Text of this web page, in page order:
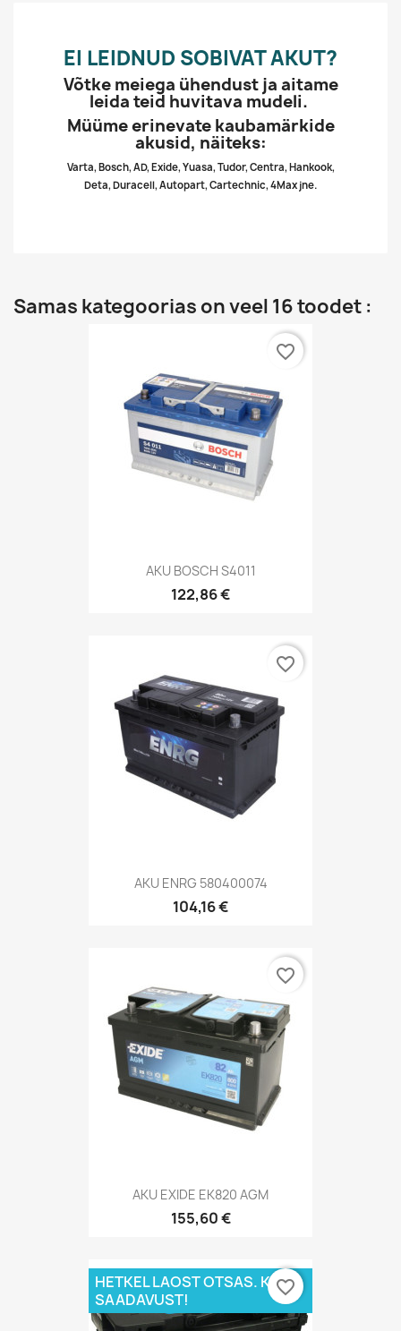
EI LEIDNUD SOBIVAT AKUT?
Võtke meiega ühendust ja aitame
leida teid huvitava mudeli.
Müüme erinevate kaubamärkide
akusid, näiteks:
Varta, Bosch, AD, Exide, Yuasa, Tudor, Centra, Hankook,
Deta, Duracell, Autopart, Cartechnic, 4Max jne.
Samas kategoorias on veel 16 toodet :
AKU BOSCH S4011
122,86 €
favorite_border
AKU ENRG 580400074
104,16 €
favorite_border
AKU EXIDE EK820 AGM
155,60 €
favorite_border
HETKEL LAOST OTSAS. KÜSI
SAADAVUST!
favorite_border